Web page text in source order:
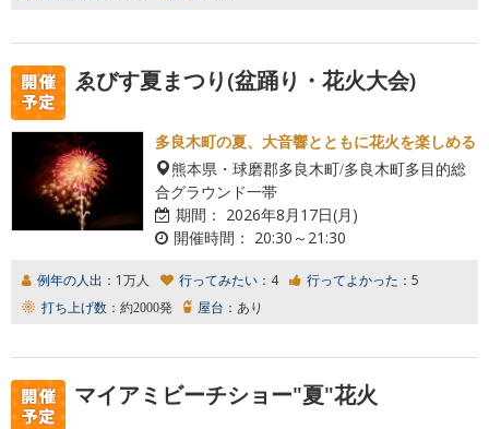
ゑびす夏まつり(盆踊り・花火大会)
多良木町の夏、大音響とともに花火を楽しめる
熊本県・球磨郡多良木町/多良木町多目的総
合グラウンド一帯
期間： 2026年8月17日(月)
開催時間： 20:30～21:30
例年の人出： 1万人 行ってみたい： 4 行ってよかった： 5
打ち上げ数： 約2000発 屋台： あり
マイアミビーチショー"夏"花火